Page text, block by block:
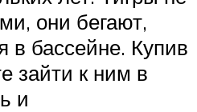
они бегают,
в бассейне. Купив
зайти к ним в
и